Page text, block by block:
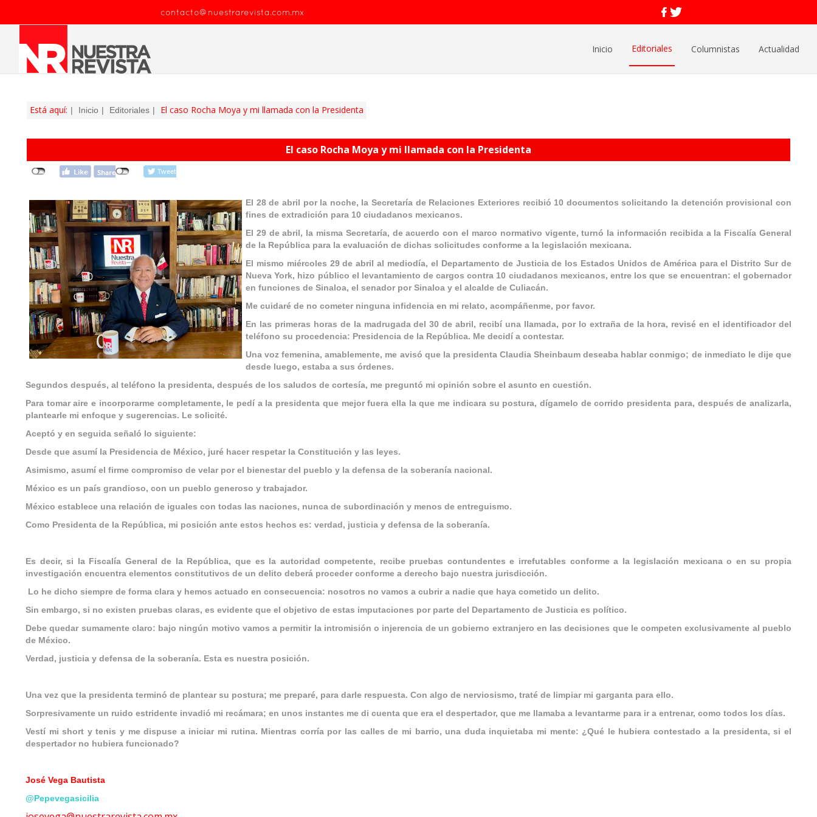
contacto@nuestrarevista.com.mx
Inicio Editoriales Columnistas Actualidad
Está aquí: Inicio Editoriales El caso Rocha Moya y mi llamada con la Presidenta
El caso Rocha Moya y mi llamada con la Presidenta
El 28 de abril por la noche, la Secretaría de Relaciones Exteriores recibió 10 documentos solicitando la detención provisional con
fines de extradición para 10 ciudadanos mexicanos.
El 29 de abril, la misma Secretaría, de acuerdo con el marco normativo vigente, turnó la información recibida a la Fiscalía General
de la República para la evaluación de dichas solicitudes conforme a la legislación mexicana.
El mismo miércoles 29 de abril al mediodía, el Departamento de Justicia de los Estados Unidos de América para el Distrito Sur de
Nueva York, hizo público el levantamiento de cargos contra 10 ciudadanos mexicanos, entre los que se encuentran: el gobernador
en funciones de Sinaloa, el senador por Sinaloa y el alcalde de Culiacán.
Me cuidaré de no cometer ninguna infidencia en mi relato, acompáñenme, por favor.
En las primeras horas de la madrugada del 30 de abril, recibí una llamada, por lo extraña de la hora, revisé en el identificador del
teléfono su procedencia: Presidencia de la República. Me decidí a contestar.
Una voz femenina, amablemente, me avisó que la presidenta Claudia Sheinbaum deseaba hablar conmigo; de inmediato le dije que
desde luego, estaba a sus órdenes.
Segundos después, al teléfono la presidenta, después de los saludos de cortesía, me preguntó mi opinión sobre el asunto en cuestión.
Para tomar aire e incorporarme completamente, le pedí a la presidenta que mejor fuera ella la que me indicara su postura, dígamelo de corrido presidenta para, después de analizarla,
plantearle mi enfoque y sugerencias. Le solicité.
Aceptó y en seguida señaló lo siguiente:
Desde que asumí la Presidencia de México, juré hacer respetar la Constitución y las leyes.
Asimismo, asumí el firme compromiso de velar por el bienestar del pueblo y la defensa de la soberanía nacional.
México es un país grandioso, con un pueblo generoso y trabajador.
México establece una relación de iguales con todas las naciones, nunca de subordinación y menos de entreguismo.
Como Presidenta de la República, mi posición ante estos hechos es: verdad, justicia y defensa de la soberanía.
Es decir, si la Fiscalía General de la República, que es la autoridad competente, recibe pruebas contundentes e irrefutables conforme a la legislación mexicana o en su propia
investigación encuentra elementos constitutivos de un delito deberá proceder conforme a derecho bajo nuestra jurisdicción.
Lo he dicho siempre de forma clara y hemos actuado en consecuencia: nosotros no vamos a cubrir a nadie que haya cometido un delito.
Sin embargo, si no existen pruebas claras, es evidente que el objetivo de estas imputaciones por parte del Departamento de Justicia es político.
Debe quedar sumamente claro: bajo ningún motivo vamos a permitir la intromisión o injerencia de un gobierno extranjero en las decisiones que le competen exclusivamente al pueblo
de México.
Verdad, justicia y defensa de la soberanía. Esta es nuestra posición.
Una vez que la presidenta terminó de plantear su postura; me preparé, para darle respuesta. Con algo de nerviosismo, traté de limpiar mi garganta para ello.
Sorpresivamente un ruido estridente invadió mi recámara; en unos instantes me di cuenta que era el despertador, que me llamaba a levantarme para ir a entrenar, como todos los días.
Vestí mi short y tenis y me dispuse a iniciar mi rutina. Mientras corría por las calles de mi barrio, una duda inquietaba mi mente: ¿Qué le hubiera contestado a la presidenta, si el
despertador no hubiera funcionado?
José Vega Bautista
@Pepevegasicilia